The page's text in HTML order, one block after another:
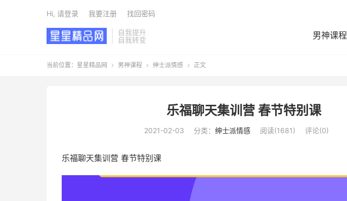
自我提升
自我转变
男神课程
Hi, 请登录 我要注册 找回密码
当前位置： 星星精品网  男神课程  绅士派情感  正文
乐福聊天集训营 春节特别课
2021-02-03 分类： 绅士派情感 阅读(1681) 评论(0)
乐福聊天集训营 春节特别课